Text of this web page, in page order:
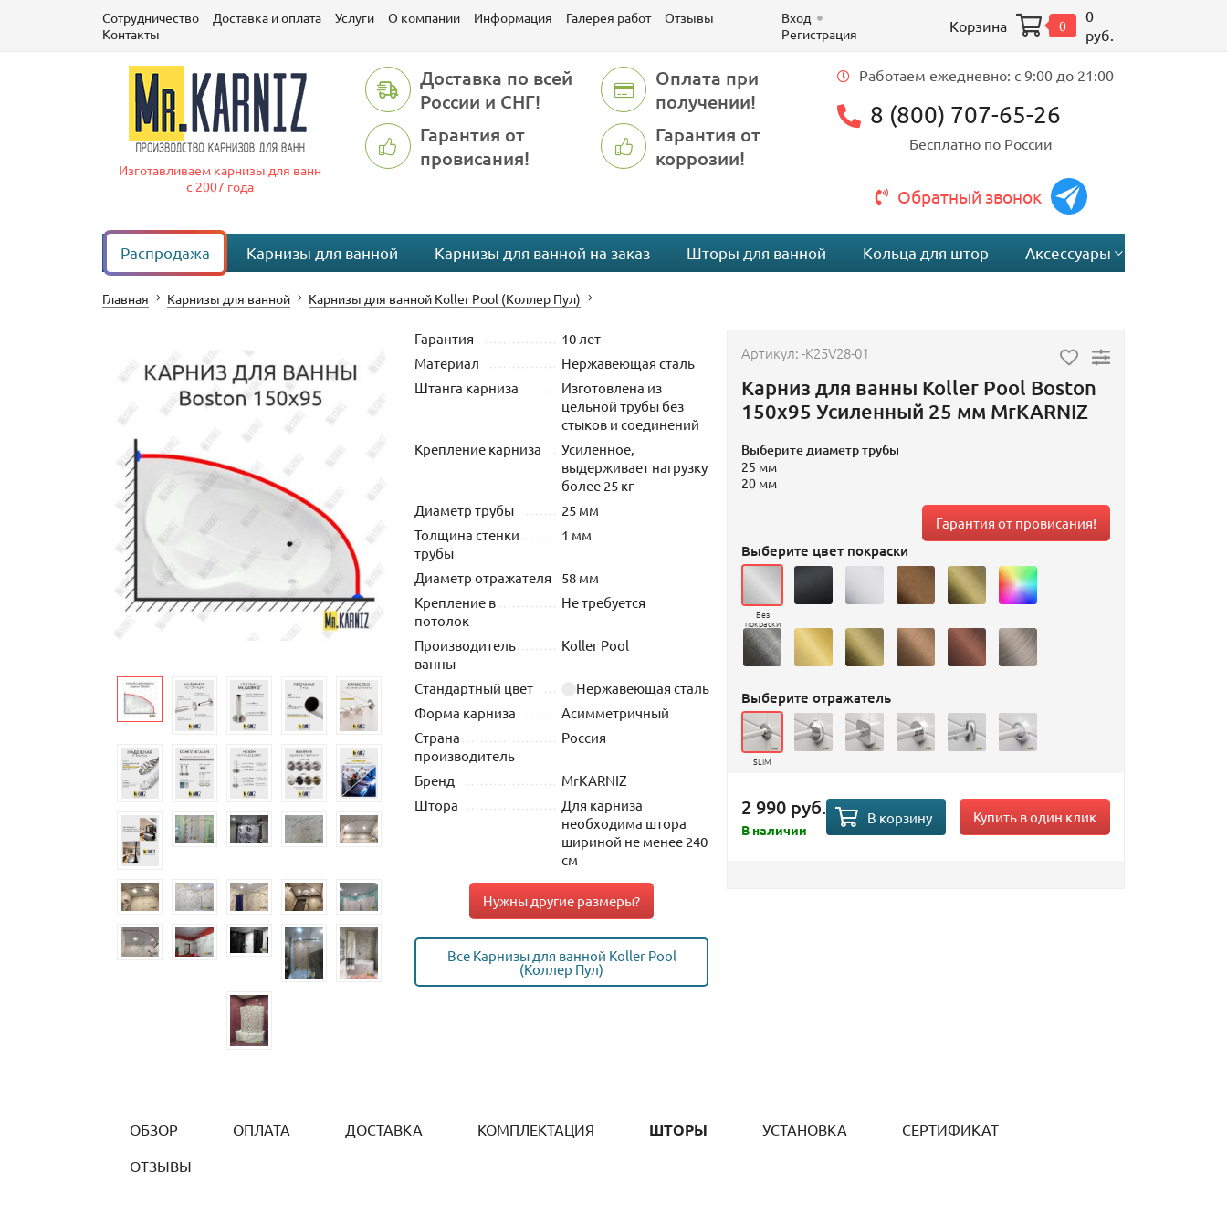
Сотрудничество Доставка и оплата Услуги О компании Информация Галерея работ
Отзывы
Контакты
Вход
Регистрация
Корзина 0
0
руб.
Изготавливаем карнизы для ванн
с 2007 года
Доставка по всей
России и СНГ!
Оплата при
получении!
Гарантия от
провисания!
Гарантия от
коррозии!
Работаем ежедневно: c 9:00 до 21:00
8 (800) 707-65-26
Бесплатно по России
Обратный звонок
Распродажа Карнизы для ванной Карнизы для ванной на заказ Шторы для ванной Кольца для штор Аксессуары
Главная Карнизы для ванной Карнизы для ванной Koller Pool (Коллер Пул)
Гарантия
10 лет
Материал
Нержавеющая сталь
Штанга карниза
Изготовлена из
цельной трубы без
стыков и соединений
Крепление карниза
Усиленное,
выдерживает нагрузку
более 25 кг
Диаметр трубы
25 мм
Толщина стенки
трубы
1 мм
Диаметр отражателя
58 мм
Крепление в
потолок
Не требуется
Производитель
ванны
Koller Pool
Стандартный цвет
Нержавеющая сталь
Форма карниза
Асимметричный
Страна
производитель
Россия
Бренд
MrKARNIZ
Штора
Для карниза
необходима штора
шириной не менее 240
см
Нужны другие размеры?
Все Карнизы для ванной Koller Pool
(Коллер Пул)
Артикул:-K25V28-01
Карниз для ванны Koller Pool Boston
150х95 Усиленный 25 мм MrKARNIZ
Выберите диаметр трубы
25 мм
20 мм
Гарантия от провисания!
Выберите цвет покраски
Без
покраски
Выберите отражатель
SLIM
2 990 руб.
В наличии
В корзину Купить в один клик
ОБЗОР ОПЛАТА ДОСТАВКА КОМПЛЕКТАЦИЯ ШТОРЫ УСТАНОВКА
СЕРТИФИКАТ
ОТЗЫВЫ